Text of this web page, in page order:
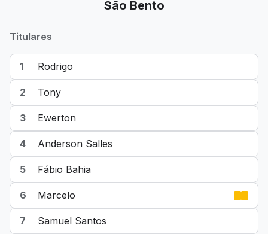
São Bento
Titulares
1 Rodrigo
2 Tony
3 Ewerton
4 Anderson Salles
5 Fábio Bahia
6 Marcelo
7 Samuel Santos